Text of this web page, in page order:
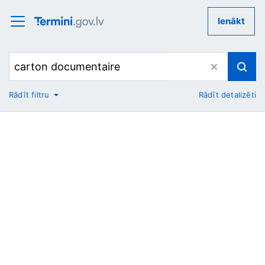
Ienākt
No
Rādīt filtru Rādīt detalizēti